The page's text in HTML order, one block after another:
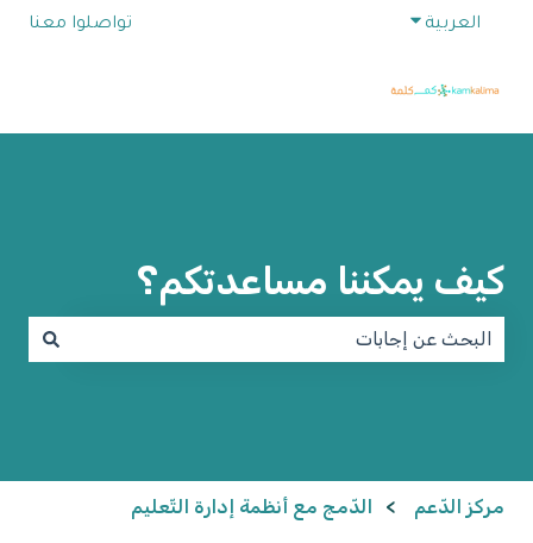
العربية Show submenu for translations تواصلوا معنا
كيف يمكننا مساعدتكم؟
مركز الدّعم الدّمج مع أنظمة إدارة التّعليم